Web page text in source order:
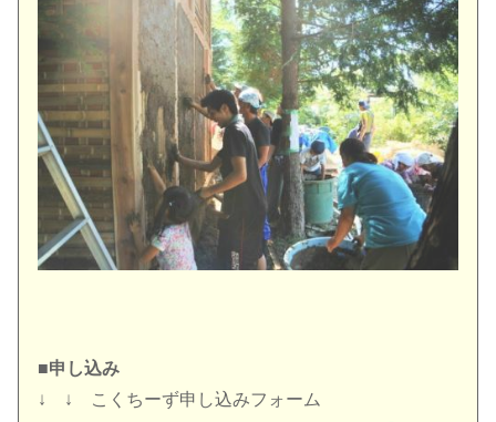
■申し込み
↓ ↓ こくちーず申し込みフォーム